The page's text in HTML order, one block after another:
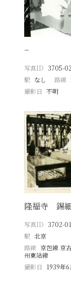
−
写真ID 3705-
駅 なし 路線
撮影日
不明
隆福寺 錫
写真ID 3702-
駅 北京
路線 京包線 京
州東站線
撮影日
1939年6